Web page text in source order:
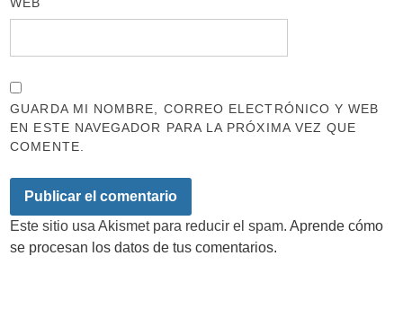
GUARDA MI NOMBRE, CORREO ELECTRÓNICO Y WEB
EN ESTE NAVEGADOR PARA LA PRÓXIMA VEZ QUE
COMENTE.
Este sitio usa Akismet para reducir el spam.Aprende cómo
se procesan los datos de tus comentarios.